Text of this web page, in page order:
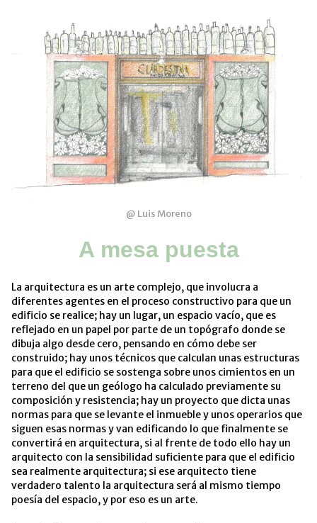
@ Luis Moreno
A mesa puesta
La arquitectura es un arte complejo, que involucra a
diferentes agentes en el proceso constructivo para que un
edificio se realice; hay un lugar, un espacio vacío, que es
reflejado en un papel por parte de un topógrafo donde se
dibuja algo desde cero, pensando en cómo debe ser
construido; hay unos técnicos que calculan unas estructuras
para que el edificio se sostenga sobre unos cimientos en un
terreno del que un geólogo ha calculado previamente su
composición y resistencia; hay un proyecto que dicta unas
normas para que se levante el inmueble y unos operarios que
siguen esas normas y van edificando lo que finalmente se
convertirá en arquitectura, si al frente de todo ello hay un
arquitecto con la sensibilidad suficiente para que el edificio
sea realmente arquitectura; si ese arquitecto tiene
verdadero talento la arquitectura será al mismo tiempo
poesía del espacio, y por eso es un arte.